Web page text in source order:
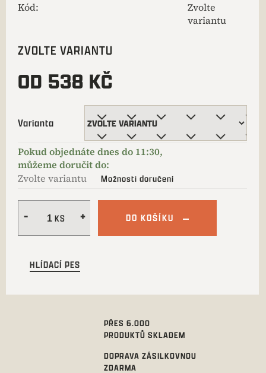
Kód:
Zvolte
variantu
ZVOLTE VARIANTU
OD 538 KČ
Varianta
Zvolte variantu Možnosti doručení
DO KOŠÍKU
HLÍDACÍ PES
PŘES 6.000
PRODUKTŮ SKLADEM
DOPRAVA ZÁSILKOVNOU
ZDARMA